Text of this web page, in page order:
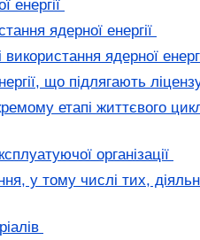
енергії
ядерної енергії
ядерної
що підлягають
етапі життєвого
організації
у тому числі тих,